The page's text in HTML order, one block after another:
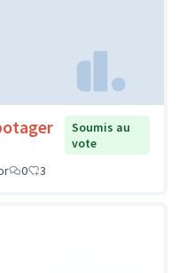
Soumis au
vote
0 3